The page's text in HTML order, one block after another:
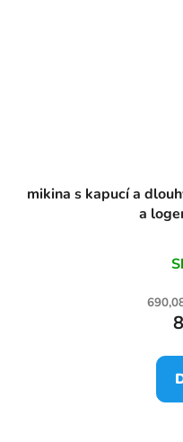
mikina s kapucí a
a